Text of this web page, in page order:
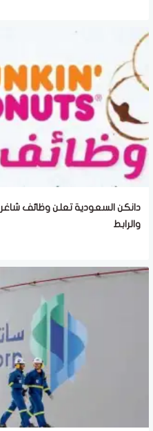
دانكن السعودية تعلن وظائف
والرابط